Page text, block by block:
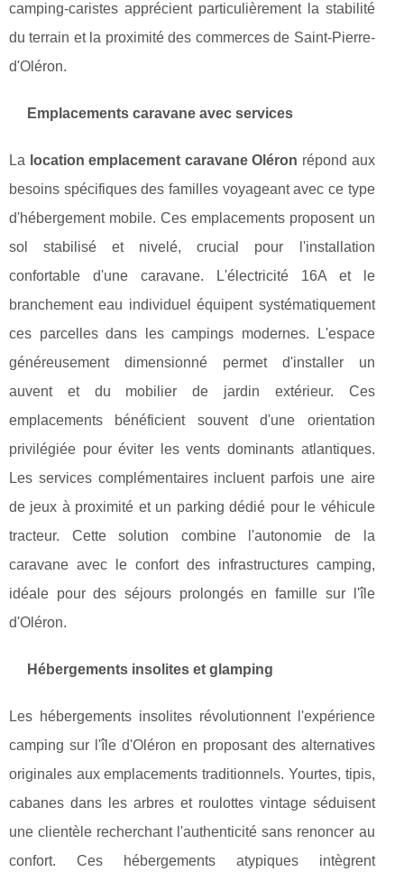
camping-caristes apprécient particulièrement la stabilité
du terrain et la proximité des commerces de Saint-Pierre-
d'Oléron.
Emplacements caravane avec services
La location emplacement caravane Oléron répond aux
besoins spécifiques des familles voyageant avec ce type
d'hébergement mobile. Ces emplacements proposent un
sol stabilisé et nivelé, crucial pour l'installation
confortable d'une caravane. L'électricité 16A et le
branchement eau individuel équipent systématiquement
ces parcelles dans les campings modernes. L'espace
généreusement dimensionné permet d'installer un
auvent et du mobilier de jardin extérieur. Ces
emplacements bénéficient souvent d'une orientation
privilégiée pour éviter les vents dominants atlantiques.
Les services complémentaires incluent parfois une aire
de jeux à proximité et un parking dédié pour le véhicule
tracteur. Cette solution combine l'autonomie de la
caravane avec le confort des infrastructures camping,
idéale pour des séjours prolongés en famille sur l'île
d'Oléron.
Hébergements insolites et glamping
Les hébergements insolites révolutionnent l'expérience
camping sur l'île d'Oléron en proposant des alternatives
originales aux emplacements traditionnels. Yourtes, tipis,
cabanes dans les arbres et roulottes vintage séduisent
une clientèle recherchant l'authenticité sans renoncer au
confort. Ces hébergements atypiques intègrent